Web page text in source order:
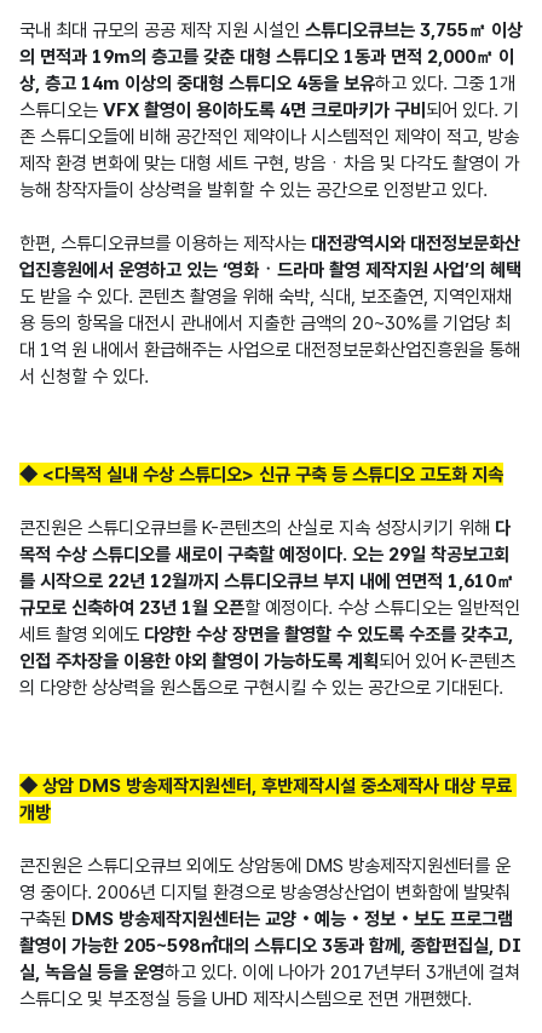
국내 최대 규모의 공공 제작 지원 시설인 스튜디오큐브는 3,755㎡ 이상
의 면적과 19m의 층고를 갖춘 대형 스튜디오 1동과 면적 2,000㎡ 이
상, 층고 14m 이상의 중대형 스튜디오 4동을 보유하고 있다. 그중 1개
스튜디오는 VFX 촬영이 용이하도록 4면 크로마키가 구비되어 있다. 기
존 스튜디오들에 비해 공간적인 제약이나 시스템적인 제약이 적고, 방송
제작 환경 변화에 맞는 대형 세트 구현, 방음ㆍ차음 및 다각도 촬영이 가
능해 창작자들이 상상력을 발휘할 수 있는 공간으로 인정받고 있다.
한편, 스튜디오큐브를 이용하는 제작사는 대전광역시와 대전정보문화산
업진흥원에서 운영하고 있는 ‘영화ㆍ드라마 촬영 제작지원 사업’의 혜택
도 받을 수 있다. 콘텐츠 촬영을 위해 숙박, 식대, 보조출연, 지역인재채
용 등의 항목을 대전시 관내에서 지출한 금액의 20~30%를 기업당 최
대 1억 원 내에서 환급해주는 사업으로 대전정보문화산업진흥원을 통해
서 신청할 수 있다.
◆ <다목적 실내 수상 스튜디오> 신규 구축 등 스튜디오 고도화 지속
콘진원은 스튜디오큐브를 K-콘텐츠의 산실로 지속 성장시키기 위해 다
목적 수상 스튜디오를 새로이 구축할 예정이다. 오는 29일 착공보고회
를 시작으로 22년 12월까지 스튜디오큐브 부지 내에 연면적 1,610㎡
규모로 신축하여 23년 1월 오픈할 예정이다. 수상 스튜디오는 일반적인
세트 촬영 외에도 다양한 수상 장면을 촬영할 수 있도록 수조를 갖추고,
인접 주차장을 이용한 야외 촬영이 가능하도록 계획되어 있어 K-콘텐츠
의 다양한 상상력을 원스톱으로 구현시킬 수 있는 공간으로 기대된다.
◆ 상암 DMS 방송제작지원센터, 후반제작시설 중소제작사 대상 무료
개방
콘진원은 스튜디오큐브 외에도 상암동에 DMS 방송제작지원센터를 운
영 중이다. 2006년 디지털 환경으로 방송영상산업이 변화함에 발맞춰
구축된 DMS 방송제작지원센터는 교양‧예능‧정보‧보도 프로그램
촬영이 가능한 205~598㎡대의 스튜디오 3동과 함께, 종합편집실, DI
실, 녹음실 등을 운영하고 있다. 이에 나아가 2017년부터 3개년에 걸쳐
스튜디오 및 부조정실 등을 UHD 제작시스템으로 전면 개편했다.